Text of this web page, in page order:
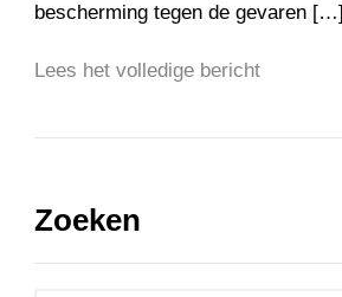
bescherming tegen de gevaren […]
Lees het volledige bericht
Zoeken